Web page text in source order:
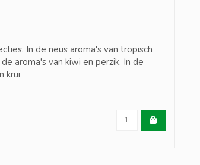
In de neus aroma's van tropisch
aroma's van kiwi en perzik. In de
krui